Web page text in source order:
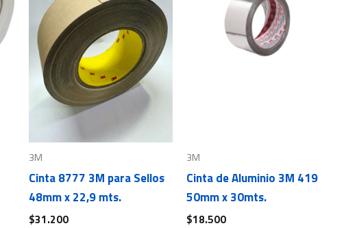
3M
Cinta 8777 3M para Sellos
48mm x 22,9 mts.
$31.200
3M
Cinta de Aluminio 3M 419
50mm x 30mts.
$18.500